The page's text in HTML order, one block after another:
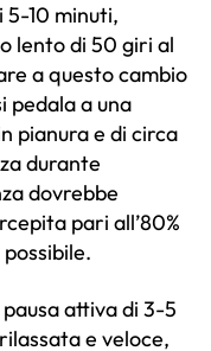
5-10 minuti,
lento di 50 giri al
a questo cambio
pedala a una
pianura e di circa
durante
dovrebbe
pari all’80%
attiva di 3-5
e veloce,